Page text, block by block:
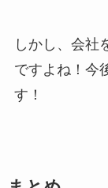
しかし、会社
ですよね！今
す！